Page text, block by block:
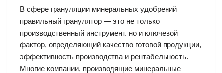
В сфере грануляции минеральных удобрений
правильный гранулятор — это не только
производственный инструмент, но и ключевой
фактор, определяющий качество готовой продукции,
эффективность производства и рентабельность.
Многие компании, производящие минеральные